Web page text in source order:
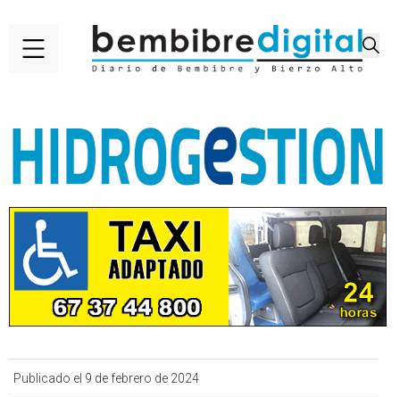
Publicado el 9 de febrero de 2024